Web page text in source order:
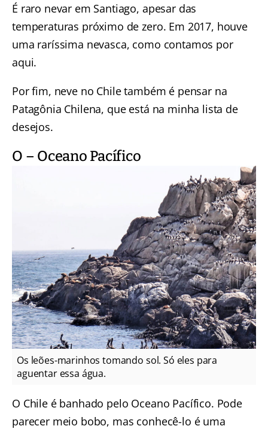
É raro nevar em Santiago, apesar das
temperaturas próximo de zero. Em 2017, houve
uma raríssima nevasca, como contamos por
aqui.
Por fim, neve no Chile também é pensar na
Patagônia Chilena, que está na minha lista de
desejos.
O – Oceano Pacífico
Os leões-marinhos tomando sol. Só eles para
aguentar essa água.
O Chile é banhado pelo Oceano Pacífico. Pode
parecer meio bobo, mas conhecê-lo é uma